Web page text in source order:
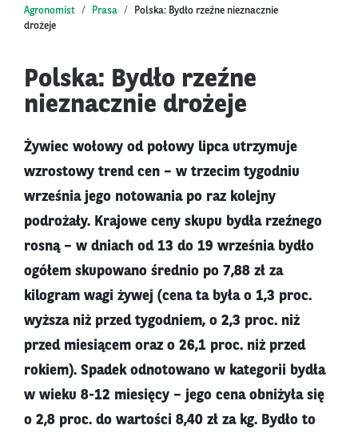
Agronomist Prasa
Polska: Bydło rzeźne nieznacznie
drożeje
Polska: Bydło rzeźne
nieznacznie drożeje
Żywiec wołowy od połowy lipca utrzymuje
wzrostowy trend cen – w trzecim tygodniu
września jego notowania po raz kolejny
podrożały. Krajowe ceny skupu bydła rzeźnego
rosną – w dniach od 13 do 19 września bydło
ogółem skupowano średnio po 7,88 zł za
kilogram wagi żywej (cena ta była o 1,3 proc.
wyższa niż przed tygodniem, o 2,3 proc. niż
przed miesiącem oraz o 26,1 proc. niż przed
rokiem). Spadek odnotowano w kategorii bydła
w wieku 8-12 miesięcy – jego cena obniżyła się
o 2,8 proc. do wartości 8,40 zł za kg. Bydło to